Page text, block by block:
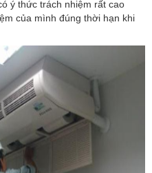
ý thức trách nhiệm rất cao
của mình đúng thời hạn khi